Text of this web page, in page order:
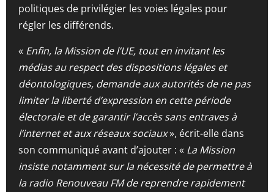
politiques de privilégier les voies légales pour
régler les différends.
« Enfin, la Mission de l’UE, tout en invitant les
médias au respect des dispositions légales et
déontologiques, demande aux autorités de ne pas
limiter la liberté d’expression en cette période
électorale et de garantir l’accès sans entraves à
l’internet et aux réseaux sociaux», écrit-elle dans
son communiqué avant d’ajouter : « La Mission
insiste notamment sur la nécessité de permettre à
la radio Renouveau FM de reprendre rapidement